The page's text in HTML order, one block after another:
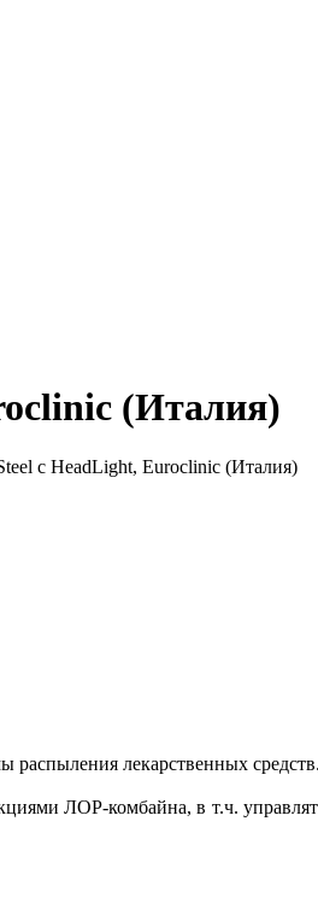
(Италия)
с HeadLight, Euroclinic (Италия)
распыления лекарственных средств.
ЛОР-комбайна, в т.ч.